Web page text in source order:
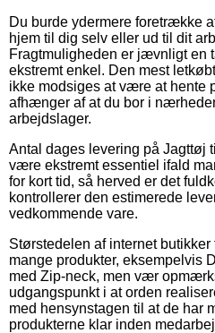
Du burde ydermere foretrække
hjem til dig selv eller ud til dit
Fragtmuligheden er jævnligt en
ekstremt enkel. Den mest
ikke modsiges at være at hente
afhænger af at du bor i
arbejdslager.
Antal dages levering på
være ekstremt essentiel ifald
for kort tid, så herved er det
kontrollerer den estimerede
vedkommende vare.
Størstedelen af internet
mange produkter, eksempelvis
med Zip-neck, men vær
udgangspunkt i at orden
med hensynstagen til at de har
produkterne klar inden